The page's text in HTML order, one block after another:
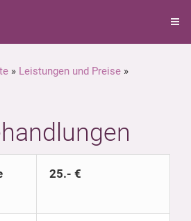
» Leistungen und Preise »
25.- €